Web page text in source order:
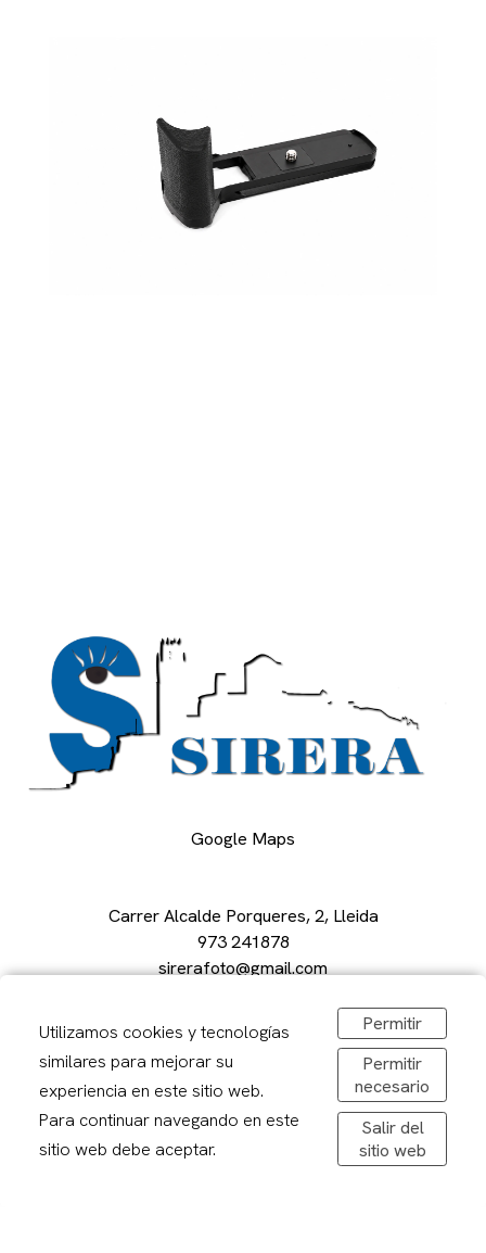
Google Maps
Carrer Alcalde Porqueres, 2, Lleida
973 241878
sirerafoto@gmail.com
De dilluns a divendres: 08,30-20,00h
Dissabtes: 09:00 – 13:00
Utilizamos cookies y tecnologías
similares para mejorar su
experiencia en este sitio web.
Para continuar navegando en este
sitio web debe aceptar.
Permitir
Permitir
necesario
Salir del
sitio web